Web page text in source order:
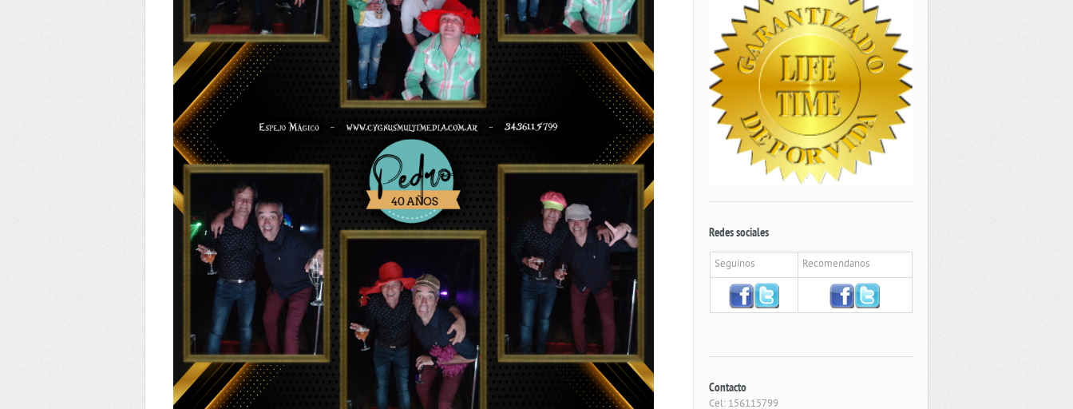
Redes sociales
Seguinos Recomendanos
Contacto
Cel: 156115799